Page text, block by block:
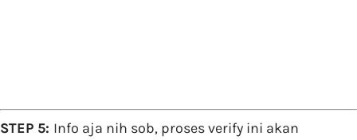
STEP 5: Info aja nih sob, proses verify ini akan